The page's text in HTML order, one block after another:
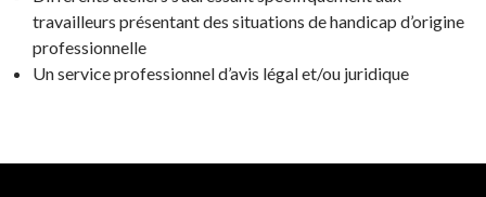
travailleurs présentant des situations de handicap d’origine
professionnelle
Un service professionnel d’avis légal et/ou juridique